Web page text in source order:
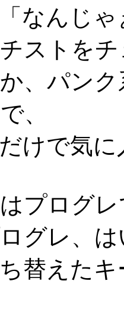
なんじ
チストを
、パン
、
けで気
プログ
グレ、
替えた